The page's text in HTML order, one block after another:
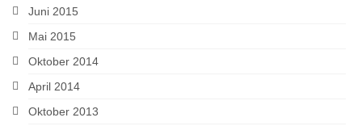
Juni 2015
Mai 2015
Oktober 2014
April 2014
Oktober 2013